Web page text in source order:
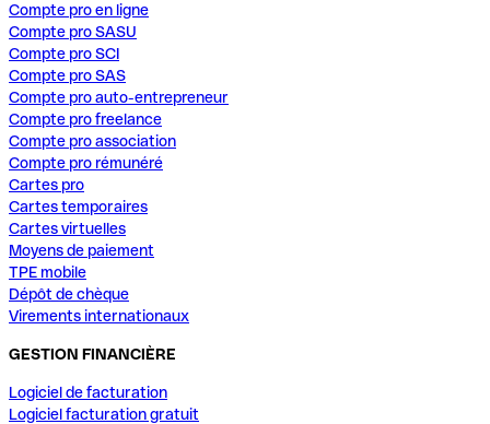
Compte pro en ligne
Compte pro SASU
Compte pro SCI
Compte pro SAS
Compte pro auto-entrepreneur
Compte pro freelance
Compte pro association
Compte pro rémunéré
Cartes pro
Cartes temporaires
Cartes virtuelles
Moyens de paiement
TPE mobile
Dépôt de chèque
Virements internationaux
GESTION FINANCIÈRE
Logiciel de facturation
Logiciel facturation gratuit